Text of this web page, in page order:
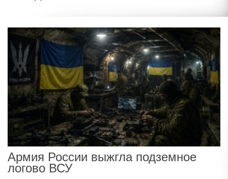
Армия России выжгла подземное
логово ВСУ